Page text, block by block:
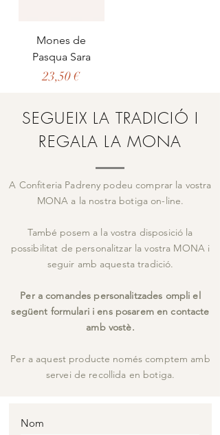
Mones de
Pasqua Sara
Preu
23,50 €
SEGUEIX LA TRADICIÓ I
REGALA LA MONA
A Confiteria Padreny podeu comprar la vostra
MONA a la nostra botiga on-line.
També posem a la vostra disposició la
possibilitat de personalitzar la vostra MONA i
seguir amb aquesta tradició.
Per a comandes personalitzades ompli el
següent formulari i ens posarem en contacte
amb vostè.
Per a aquest producte només comptem amb
servei de recollida en botiga.